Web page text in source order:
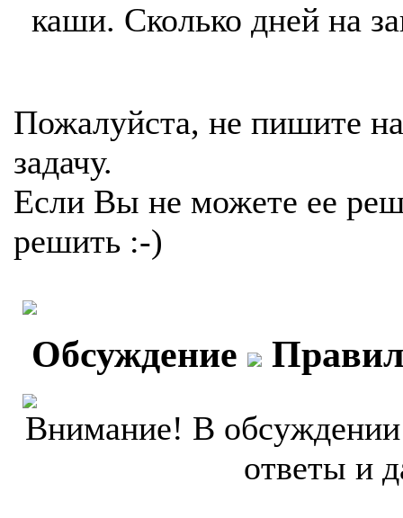
каши. Сколько дней на
Пожалуйста, не пишите
задачу.
Если Вы не можете ее
решить :-)
Обсуждение
Внимание! В обсуждении
ответы и